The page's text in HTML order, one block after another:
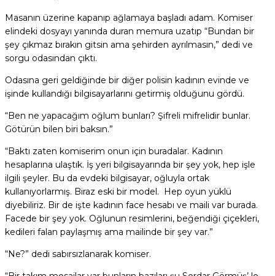
Masanın üzerine kapanıp ağlamaya başladı adam. Komiser
elindeki dosyayı yanında duran memura uzatıp “Bundan bir
şey çıkmaz bırakın gitsin ama şehirden ayrılmasın,” dedi ve
sorgu odasından çıktı.
Odasına geri geldiğinde bir diğer polisin kadının evinde ve
işinde kullandığı bilgisayarlarını getirmiş olduğunu gördü.
“Ben ne yapacağım oğlum bunları? Şifreli mifrelidir bunlar.
Götürün bilen biri baksın.”
“Baktı zaten komiserim onun için buradalar. Kadının
hesaplarına ulaştık. İş yeri bilgisayarında bir şey yok, hep işle
ilgili şeyler. Bu da evdeki bilgisayar, oğluyla ortak
kullanıyorlarmış. Biraz eski bir model. Hep oyun yüklü
diyebiliriz. Bir de işte kadının face hesabı ve maili var burada.
Facede bir şey yok. Oğlunun resimlerini, beğendiği çiçekleri,
kedileri falan paylaşmış ama mailinde bir şey var.”
“Ne?” dedi sabırsızlanarak komiser.